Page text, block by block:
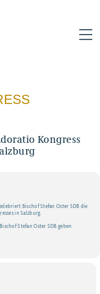
Kongress
Bischof Stefan Oster SDB die
in Salzburg.
Stefan Oster SDB geben.